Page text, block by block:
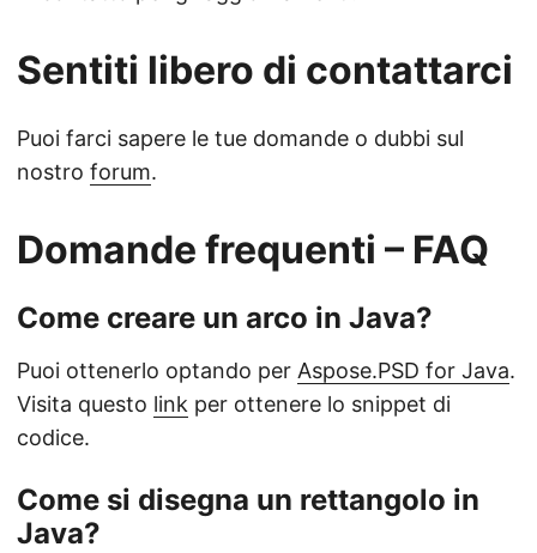
Sentiti libero di contattarci
Puoi farci sapere le tue domande o dubbi sul
nostro forum.
Domande frequenti – FAQ
Come creare un arco in Java?
Puoi ottenerlo optando per Aspose.PSD for Java.
Visita questo link per ottenere lo snippet di
codice.
Come si disegna un rettangolo in
Java?